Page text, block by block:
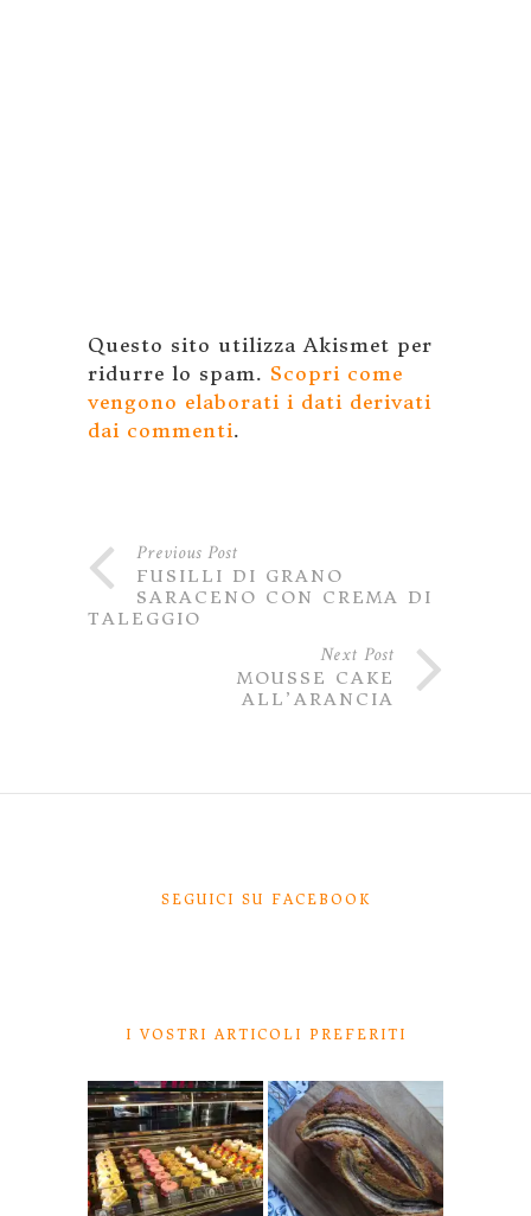
Questo sito utilizza Akismet per
ridurre lo spam. Scopri come
vengono elaborati i dati derivati
dai commenti.
Previous Post
FUSILLI DI GRANO
SARACENO CON CREMA DI
TALEGGIO
Next Post
MOUSSE CAKE
ALL’ARANCIA
SEGUICI SU FACEBOOK
I VOSTRI ARTICOLI PREFERITI